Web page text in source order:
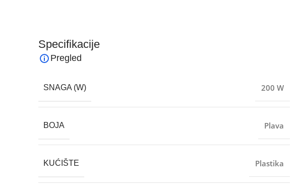
Specifikacije
Pregled
SNAGA (W) 200 W
BOJA Plava
KUĆIŠTE Plastika